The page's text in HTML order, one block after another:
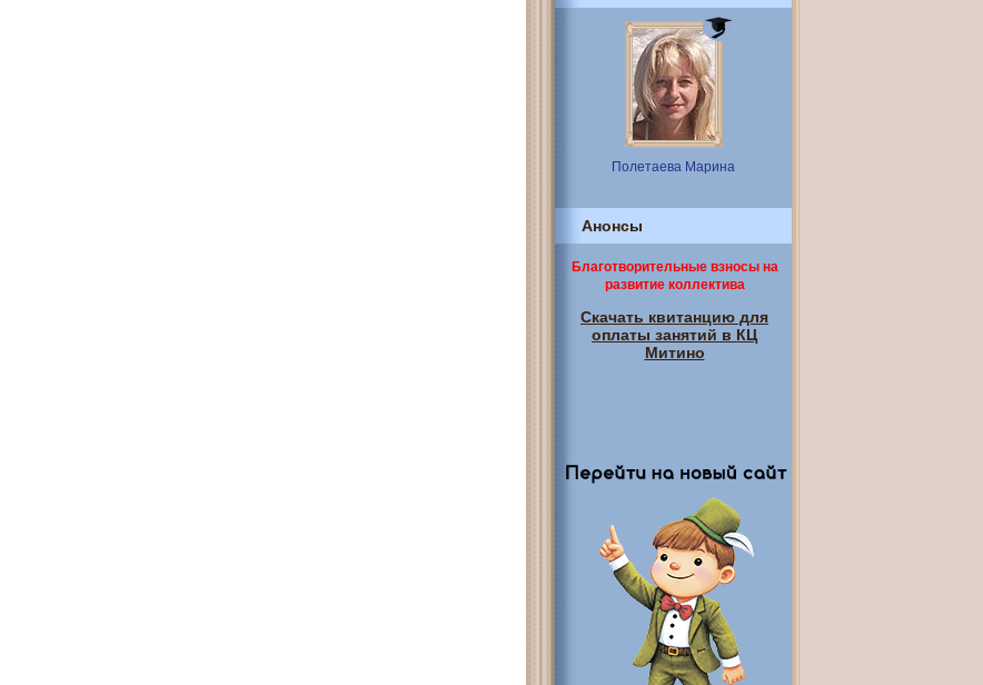
Полетаева Марина
Анонсы
Благотворительные взносы на
развитие коллектива
Скачать квитанцию для
оплаты занятий в КЦ
Митино